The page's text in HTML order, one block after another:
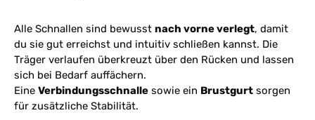
Alle Schnallen sind bewusst nach vorne verlegt, damit
du sie gut erreichst und intuitiv schließen kannst. Die
Träger verlaufen überkreuzt über den Rücken und lassen
sich bei Bedarf auffächern.
Eine Verbindungsschnalle sowie ein Brustgurt sorgen
für zusätzliche Stabilität.